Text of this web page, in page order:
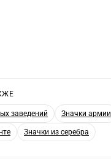
заведений Значки армии
Значки из серебра